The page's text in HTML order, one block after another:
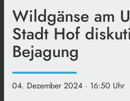
Wildgänse am
Stadt Hof
Bejagung
04. Dezember 2024 · 16:50 Uhr